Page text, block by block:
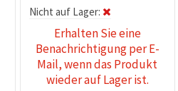
Nicht auf Lager:
Erhalten Sie eine
Benachrichtigung per E-
Mail, wenn das Produkt
wieder auf Lager ist.